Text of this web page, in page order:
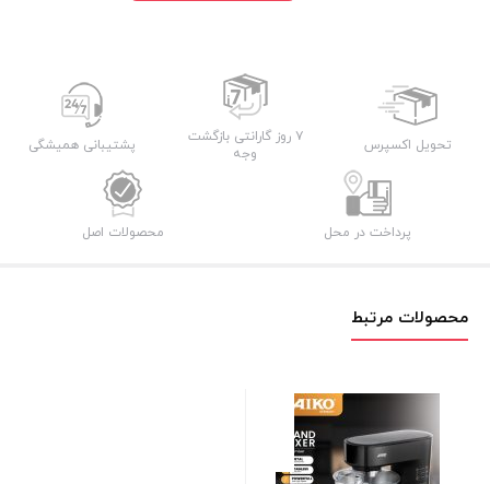
AK412SM
تحویل اکسپرس
۷ روز گارانتی بازگشت
وجه
پشتیبانی همیشگی
پرداخت در محل محصولات اصل
محصولات مرتبط